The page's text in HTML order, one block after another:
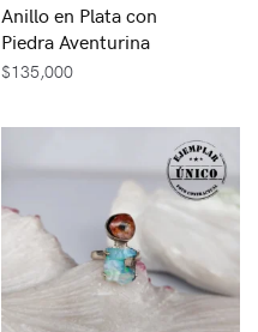
Anillo en Plata con
Piedra Aventurina
$135,000